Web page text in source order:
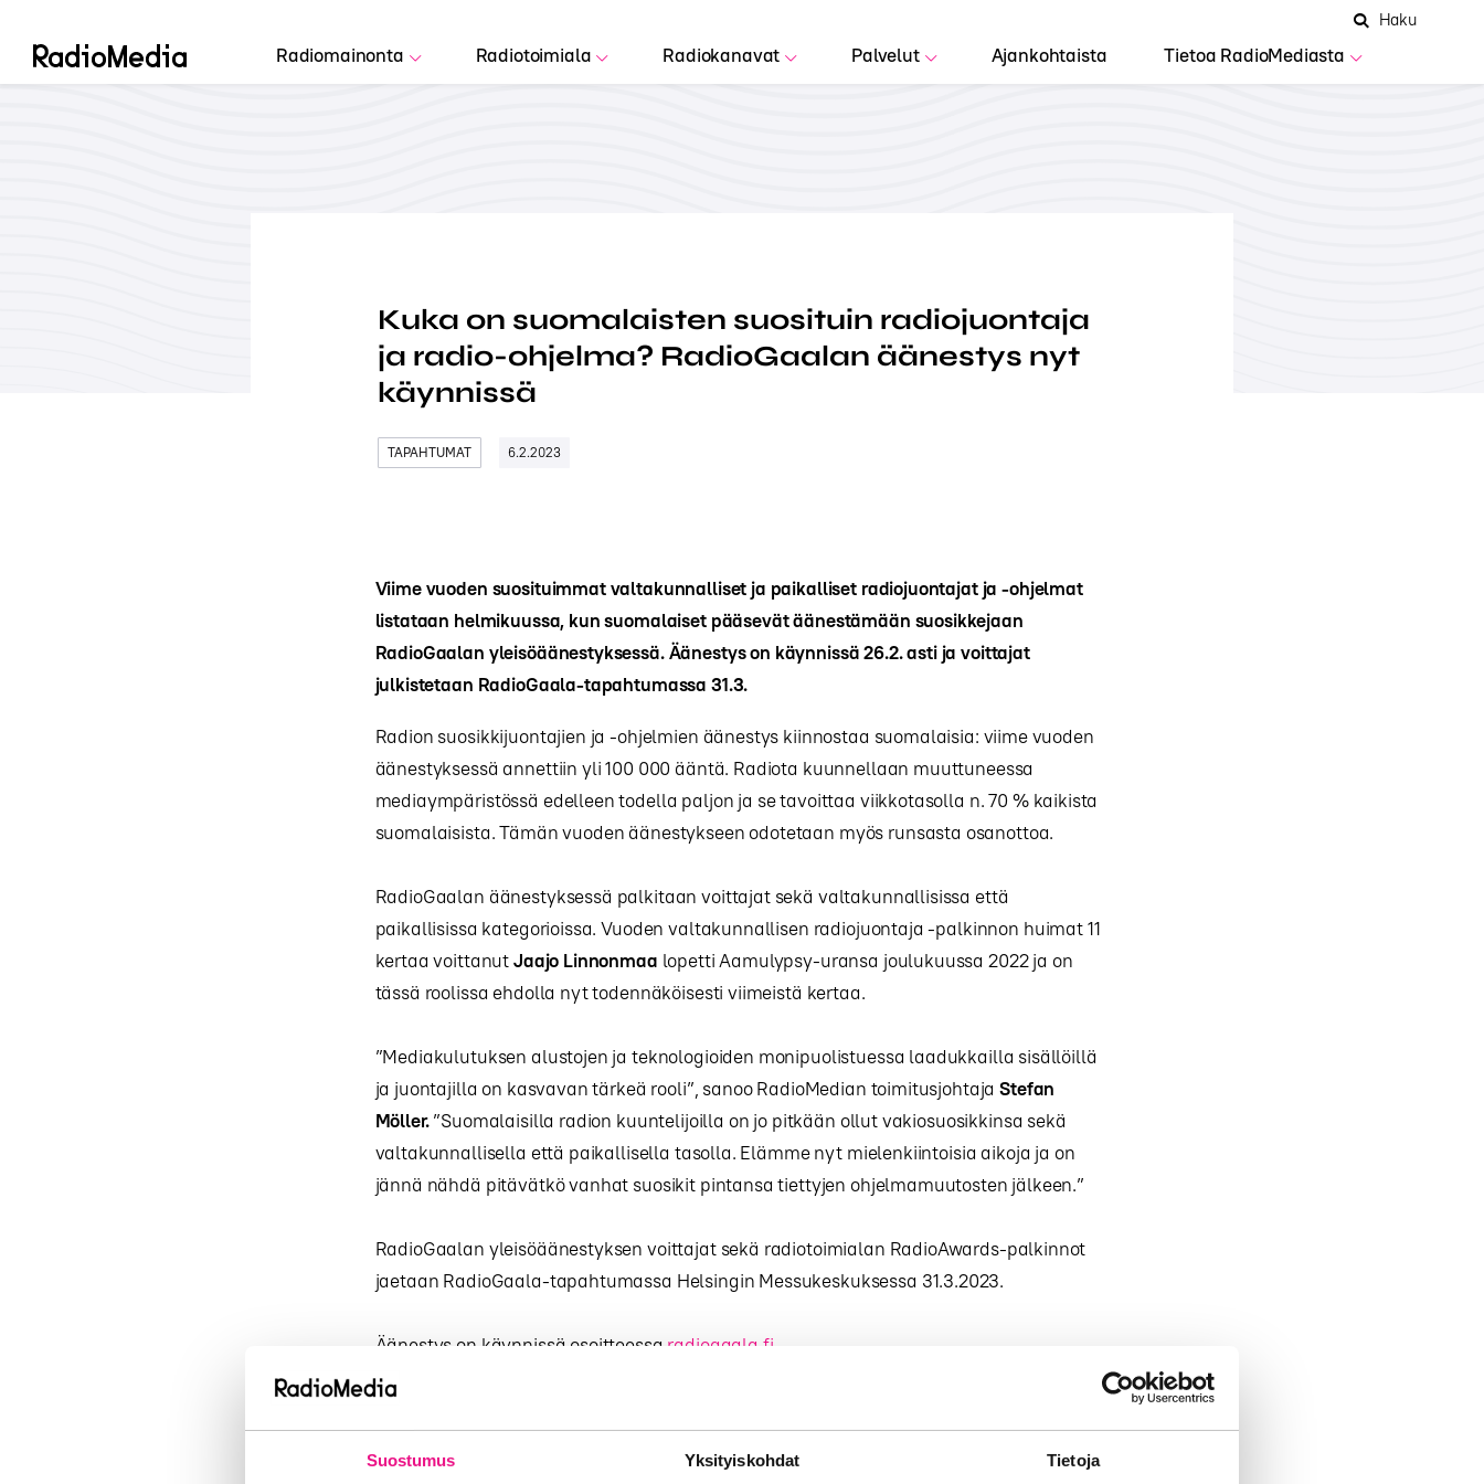
Suostumus Yksityiskohdat Tietoja
Radiomainonta Radiotoimiala Radiokanavat Palvelut Ajankohtaista Tietoa RadioMediasta
AvaaHaku
Hae
Kuka on suomalaisten suosituin radiojuontaja
ja radio-ohjelma? RadioGaalan äänestys nyt
käynnissä
TAPAHTUMAT 6.2.2023
Viime vuoden suosituimmat valtakunnalliset ja paikalliset radiojuontajat ja -ohjelmat
listataan helmikuussa, kun suomalaiset pääsevät äänestämään suosikkejaan
RadioGaalan yleisöäänestyksessä. Äänestys on käynnissä 26.2. asti ja voittajat
julkistetaan RadioGaala-tapahtumassa 31.3.
Radion suosikkijuontajien ja -ohjelmien äänestys kiinnostaa suomalaisia: viime vuoden
äänestyksessä annettiin yli 100 000 ääntä. Radiota kuunnellaan muuttuneessa
mediaympäristössä edelleen todella paljon ja se tavoittaa viikkotasolla n. 70 % kaikista
suomalaisista. Tämän vuoden äänestykseen odotetaan myös runsasta osanottoa.
RadioGaalan äänestyksessä palkitaan voittajat sekä valtakunnallisissa että
paikallisissa kategorioissa. Vuoden valtakunnallisen radiojuontaja -palkinnon huimat 11
kertaa voittanutJaajo Linnonmaa lopetti Aamulypsy-uransa joulukuussa 2022 ja on
tässä roolissa ehdolla nyt todennäköisesti viimeistä kertaa.
”Mediakulutuksen alustojen ja teknologioiden monipuolistuessa laadukkailla sisällöillä
ja juontajilla on kasvavan tärkeä rooli”, sanoo RadioMedian toimitusjohtaja Stefan
Möller.”Suomalaisilla radion kuuntelijoilla on jo pitkään ollut vakiosuosikkinsa sekä
valtakunnallisella että paikallisella tasolla. Elämme nyt mielenkiintoisia aikoja ja on
jännä nähdä pitävätkö vanhat suosikit pintansa tiettyjen ohjelmamuutosten jälkeen.”
RadioGaalan yleisöäänestyksen voittajat sekä radiotoimialan RadioAwards-palkinnot
jaetaan RadioGaala-tapahtumassa Helsingin Messukeskuksessa 31.3.2023.
Äänestys on käynnissä osoitteessa radiogaala.fi
Lisätietoja